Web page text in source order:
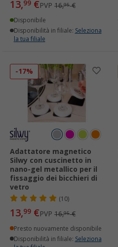
13,99 €PVP 16,95€
Disponibile
Disponibilità in filiale: Seleziona
la tua filiale
-17%
Adattatore magnetico
Silwy con cuscinetto in
nano-gel metallico per il
fissaggio dei bicchieri di
vetro
(10)
13,99 €PVP 16,95€
Presto nuovamente disponibile
Disponibilità in filiale: Seleziona